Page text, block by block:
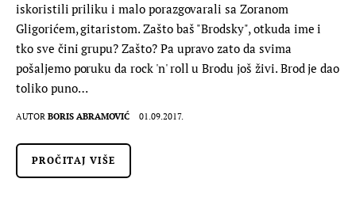
iskoristili priliku i malo porazgovarali sa Zoranom
Gligorićem, gitaristom. Zašto baš "Brodsky", otkuda ime i
tko sve čini grupu? Zašto? Pa upravo zato da svima
pošaljemo poruku da rock 'n' roll u Brodu još živi. Brod je dao
toliko puno…
AUTOR BORIS ABRAMOVIĆ 01.09.2017.
PROČITAJ VIŠE